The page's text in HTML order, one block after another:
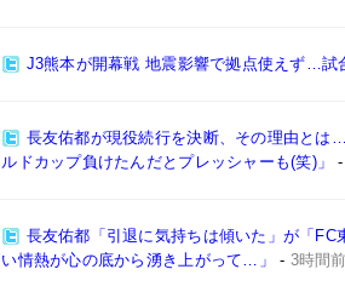
J3熊本が開幕戦 地震影響で拠点使えず…試
長友佑都が現役続行を決断、その理由とは
ルドカップ負けたんだとプレッシャーも(笑)」
長友佑都「引退に気持ちは傾いた」が「FC
い情熱が心の底から湧き上がって…」
- 3時間